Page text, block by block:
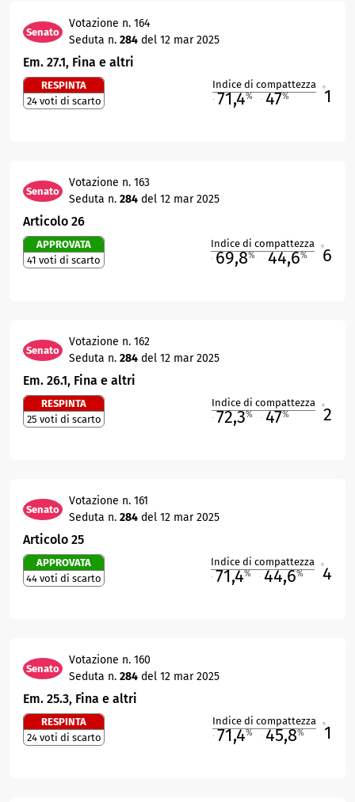
Senato
Votazione n. 164
Seduta n. 284 del 12 mar 2025
Em. 27.1, Fina e altri
RESPINTA
24 voti di scarto
Indice di compattezza
71,4% 47% 1
Senato
Votazione n. 163
Seduta n. 284 del 12 mar 2025
Articolo 26
APPROVATA
41 voti di scarto
Indice di compattezza
69,8% 44,6% 6
Senato
Votazione n. 162
Seduta n. 284 del 12 mar 2025
Em. 26.1, Fina e altri
RESPINTA
25 voti di scarto
Indice di compattezza
72,3% 47% 2
Senato
Votazione n. 161
Seduta n. 284 del 12 mar 2025
Articolo 25
APPROVATA
44 voti di scarto
Indice di compattezza
71,4% 44,6% 4
Senato
Votazione n. 160
Seduta n. 284 del 12 mar 2025
Em. 25.3, Fina e altri
RESPINTA
24 voti di scarto
Indice di compattezza
71,4% 45,8% 1